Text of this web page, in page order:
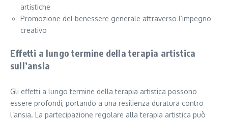
artistiche
Promozione del benessere generale attraverso l’impegno
creativo
Effetti a lungo termine della terapia artistica
sull’ansia
Gli effetti a lungo termine della terapia artistica possono
essere profondi, portando a una resilienza duratura contro
l’ansia. La partecipazione regolare alla terapia artistica può